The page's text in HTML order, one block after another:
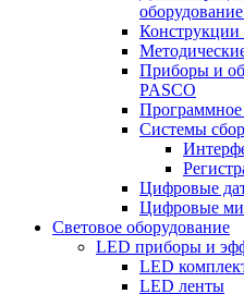
Конструкции
Приборы и
PASCO
Программное
Системы
Цифровые
Цифровые
Световое оборудование
LED приборы и
LED
LED ленты